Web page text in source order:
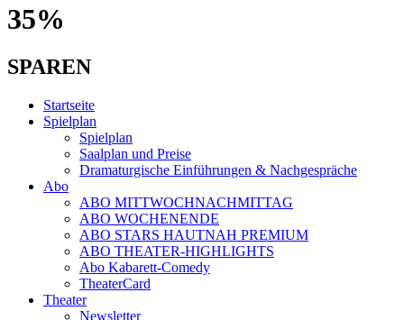
35%
SPAREN
Startseite
Spielplan
Spielplan
Saalplan und Preise
Dramaturgische Einführungen & Nachgespräche
Abo
ABO MITTWOCHNACHMITTAG
ABO WOCHENENDE
ABO STARS HAUTNAH PREMIUM
ABO THEATER-HIGHLIGHTS
Abo Kabarett-Comedy
TheaterCard
Theater
Newsletter